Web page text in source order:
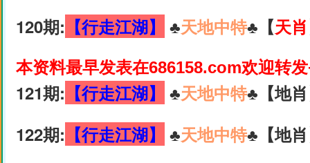
120期: 【行走江湖】 ♣️天地中特♣️【天肖
本资料最早发表在686158.com欢迎转
121期: 【行走江湖】 ♣️天地中特♣️【地
122期: 【行走江湖】 ♣️天地中特♣️【地